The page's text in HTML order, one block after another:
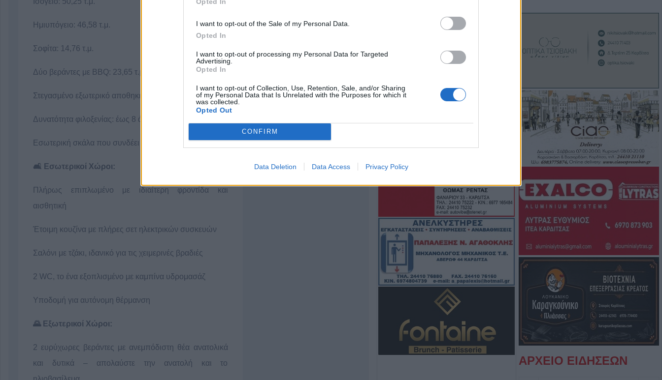
I want to opt-out of the Sale of my Personal Data.
Opted In
I want to opt-out of processing my Personal Data for Targeted
Advertising.
Opted In
I want to opt-out of Collection, Use, Retention, Sale, and/or Sharing
of my Personal Data that Is Unrelated with the Purposes for which it
was collected.
Opted Out
CONFIRM
Data Deletion Data Access Privacy Policy
Ημιυπόγειο: 46,58 τ.μ.
Σοφίτα: 14,76 τ.μ.
Δύο βεράντες με BBQ: 23,65 τ.μ.
Στεγασμένο εξωτερικό αποθηκευτικό χώρο
Δυνατότητα φιλοξενίας: έως 8 άτομα
Εσωτερική σκάλα που συνδέει όλα τα επίπεδα
🛋️ Εσωτερικοί Χώροι:
Πλήρως επιπλωμένο με ιδιαίτερη φροντίδα και
αισθητική
Έτοιμη κουζίνα με πλήρες σετ ηλεκτρικών συσκευών
Σαλόνι με τζάκι, ιδανικό για τις χειμερινές βραδιές
2 WC, το ένα εξοπλισμένο με καμπίνα υδρομασάζ
Υποδομή για αυτόνομη θέρμανση
🌄 Εξωτερικοί Χώροι:
2 ευρύχωρες βεράντες με ανεμπόδιστη θέα ανατολικά
και δυτικά – απολαύστε την ανατολή και το
Εγκρίθηκε η προγραμματική
σύμβαση για την εκπόνηση της
5 Αυγούστου 2026, 20:54
στην περιοχή του Μορφοβουνίου
Εκδήλωση μνήμης για Χιροσίμα -
παρέμβαση από την Επιτροπή
Ειρήνης Καρδίτσας (+Φωτο
5 Αυγούστου 2026, 20:42
Ο Φονσέκα απέκλεισε τον
Τσιτσιπά από το Masters του
Μόντρεαλ
5 Αυγούστου 2026, 20:30
Το Σάββατο 8 Αυγούστου το
40ήμερο μνημόσυνο της
Κωνσταντίας Γεωρ. Γιαννουσά -
Τσιούκα
5 Αυγούστου 2026, 20:25
Το Σάββατο 8 Αυγούστου το
ΑΡΧΕΙΟ ΕΙΔΗΣΕΩΝ